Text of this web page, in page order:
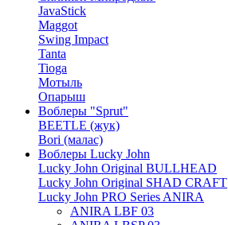
JavaStick
Maggot
Swing Impact
Tanta
Tioga
Мотыль
Опарыш
Воблеры "Sprut"
BEETLE (жук)
Bori (малас)
Воблеры Lucky John
Lucky John Original BULLHEAD
Lucky John Original SHAD CRAFT
Lucky John PRO Series ANIRA
ANIRA LBF 03